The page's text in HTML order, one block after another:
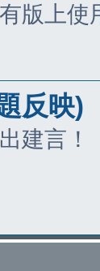
版上使
反映)
建言！